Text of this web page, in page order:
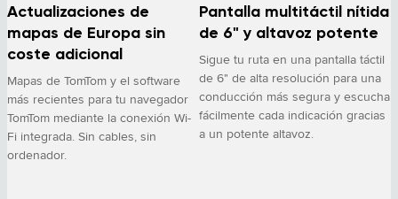
Actualizaciones de
mapas de Europa sin
coste adicional
Mapas de TomTom y el software
más recientes para tu navegador
TomTom mediante la conexión Wi-
Fi integrada. Sin cables, sin
ordenador.
Pantalla multitáctil nítida
de 6" y altavoz potente
Sigue tu ruta en una pantalla táctil
de 6" de alta resolución para una
conducción más segura y escucha
fácilmente cada indicación gracias
a un potente altavoz.